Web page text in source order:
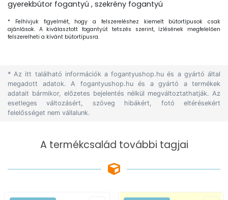
gyerekbútor fogantyú , szekrény fogantyú
* Felhívjuk figyelmét, hogy a felszereléshez kiemelt bútortípusok csak
ajánlások. A kiválasztott fogantyút tetszés szerint, ízlésének megfelelően
felszerelheti a kívánt bútortípusra.
* Az itt található információk a fogantyushop.hu és a gyártó által
megadott adatok. A fogantyushop.hu és a gyártó a termékek
adatait bármikor, előzetes bejelentés nélkül megváltoztathatják. Az
esetleges változásért, szöveg hibákért, fotó eltérésekért
felelősséget nem vállalunk.
A termékcsalád további tagjai